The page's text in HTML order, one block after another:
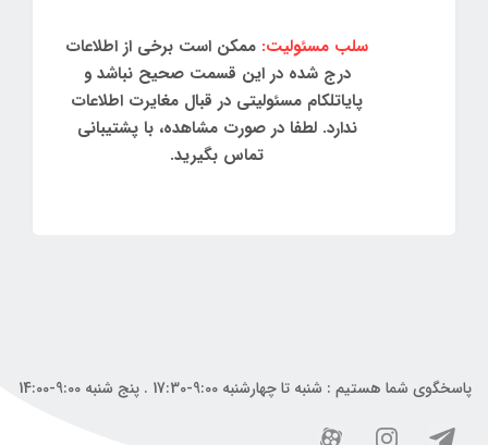
سلب مسئولیت: ممکن است برخی از اطلاعات
درج شده در این قسمت صحیح نباشد و
پایاتلکام مسئولیتی در قبال مغایرت اطلاعات
ندارد. لطفا در صورت مشاهده، با پشتیبانی
تماس بگیرید.
پاسخگوی شما هستیم : شنبه تا چهارشنبه 9:00-17:30 . پنج شنبه 9:00-14:00